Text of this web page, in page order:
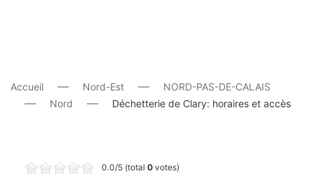
Accueil Nord-Est
NORD-PAS-DE-CALAIS
Nord
Déchetterie de Clary: horaires et accès
0.0/5 (total 0 votes)